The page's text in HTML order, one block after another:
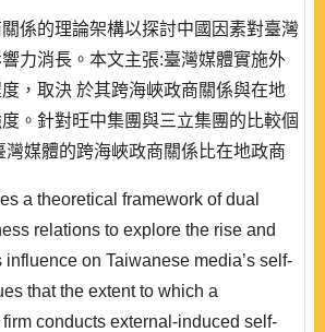
係的理論架構以探討中國因素對臺灣
力消長。本文主張:臺灣媒體實施外
，取決 於其跨海峽政商關係與在地
。針對旺中集團與三立集團的比較個
灣媒體的跨海峽政商關係比在地政商
關係比跨海峽政商關係更加強化時，
型自我審查。本研究結果有助於了解
a theoretical framework of dual
relations to explore the rise and
influence on Taiwanese media’s self-
that the extent to which a
conducts external-induced self-